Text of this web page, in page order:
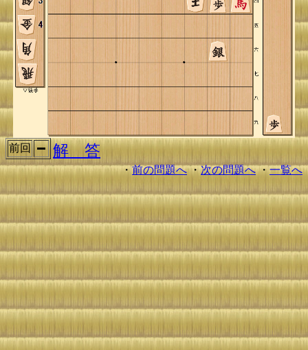
前回 解 答
・前の問題へ・次の問題へ・一覧へ